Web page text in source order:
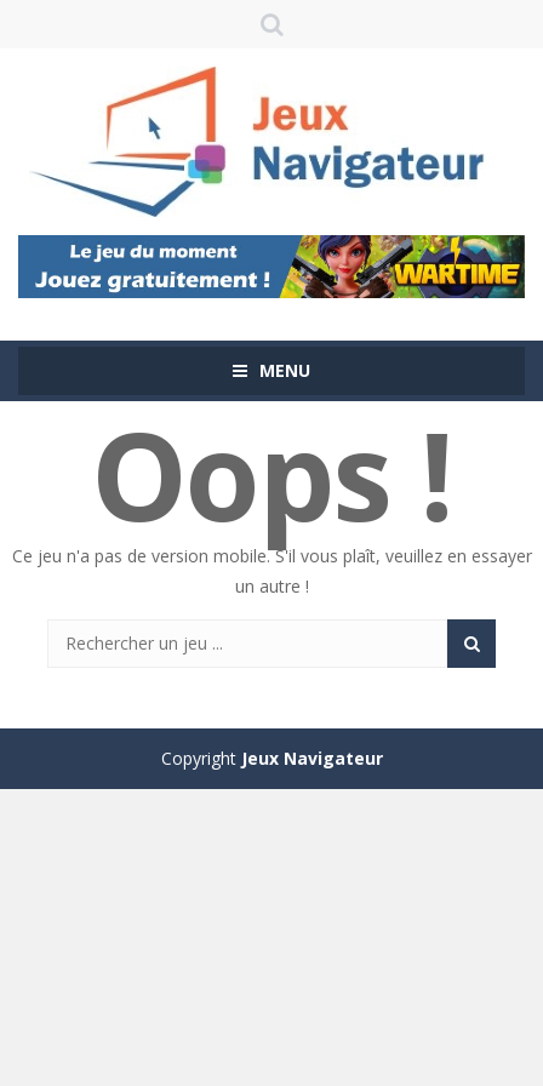
MENU
Oops !
Ce jeu n'a pas de version mobile. S'il vous plaît, veuillez en essayer
un autre !
Copyright Jeux Navigateur